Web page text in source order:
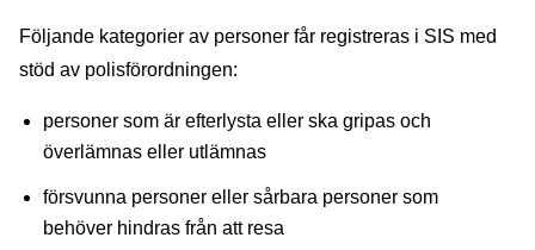
Följande kategorier av personer får registreras i SIS med
stöd av polisförordningen:
personer som är efterlysta eller ska gripas och
överlämnas eller utlämnas
försvunna personer eller sårbara personer som
behöver hindras från att resa